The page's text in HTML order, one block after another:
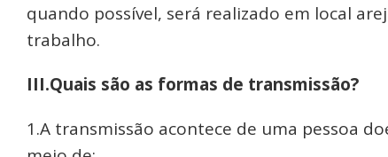
quando possível, será realizado em local
trabalho.
III.Quais são as formas de transmissão?
1.A transmissão acontece de uma pessoa